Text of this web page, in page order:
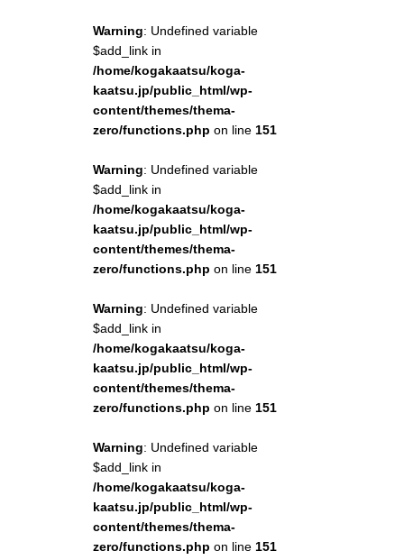
Warning: Undefined variable
$add_link in
/home/kogakaatsu/koga-
kaatsu.jp/public_html/wp-
content/themes/thema-
zero/functions.php on line 151
Warning: Undefined variable
$add_link in
/home/kogakaatsu/koga-
kaatsu.jp/public_html/wp-
content/themes/thema-
zero/functions.php on line 151
Warning: Undefined variable
$add_link in
/home/kogakaatsu/koga-
kaatsu.jp/public_html/wp-
content/themes/thema-
zero/functions.php on line 151
Warning: Undefined variable
$add_link in
/home/kogakaatsu/koga-
kaatsu.jp/public_html/wp-
content/themes/thema-
zero/functions.php on line 151